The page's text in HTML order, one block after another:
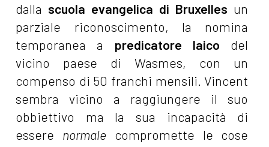
dalla scuola evangelica di Bruxelles un
parziale riconoscimento, la nomina
temporanea a predicatore laico del
vicino paese di Wasmes, con un
compenso di 50 franchi mensili. Vincent
sembra vicino a raggiungere il suo
obbiettivo ma la sua incapacità di
essere normale compromette le cose